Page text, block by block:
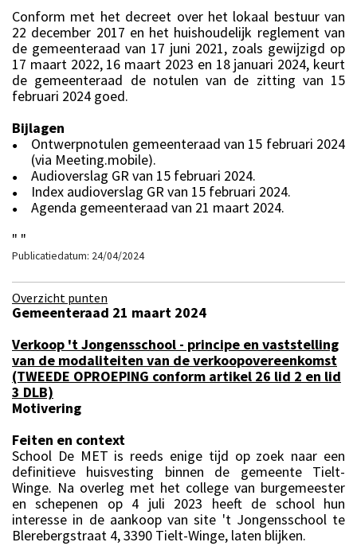
Conform met het decreet over het lokaal bestuur van
22 december 2017 en het huishoudelijk reglement van
de gemeenteraad van 17 juni 2021, zoals gewijzigd op
17 maart 2022, 16 maart 2023 en 18 januari 2024, keurt
de gemeenteraad de notulen van de zitting van 15
februari 2024 goed.
Bijlagen
●
Ontwerpnotulen gemeenteraad van 15 februari 2024
(via Meeting.mobile).
● Audioverslag GR van 15 februari 2024.
● Index audioverslag GR van 15 februari 2024.
●
Agenda gemeenteraad van 21 maart 2024.
" "
Publicatiedatum: 24/04/2024
Overzicht punten
Gemeenteraad 21 maart 2024
Verkoop 't Jongensschool - principe en vaststelling
van de modaliteiten van de verkoopovereenkomst
(TWEEDE OPROEPING conform artikel 26 lid 2 en lid
3 DLB)
Motivering
Feiten en context
School De MET is reeds enige tijd op zoek naar een
definitieve huisvesting binnen de gemeente Tielt-
Winge. Na overleg met het college van burgemeester
en schepenen op 4 juli 2023 heeft de school hun
interesse in de aankoop van site 't Jongensschool te
Blerebergstraat 4, 3390 Tielt-Winge, laten blijken.